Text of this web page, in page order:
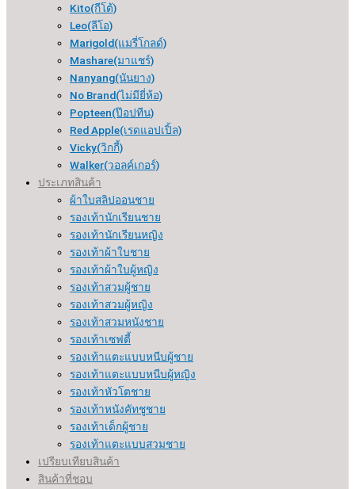
Kito(กีโต้)
Leo(ลีโอ)
Marigold(แมรี่โกลด์)
Mashare(มาแชร์)
Nanyang(นันยาง)
No Brand(ไม่มียี่ห้อ)
Popteen(ป๊อปทีน)
Red Apple(เรดแอปเปิ้ล)
Vicky(วิกกี้)
Walker(วอลค์เกอร์)
ประเภทสินค้า
ผ้าใบสลิปออนชาย
รองเท้านักเรียนชาย
รองเท้านักเรียนหญิง
รองเท้าผ้าใบชาย
รองเท้าผ้าใบผู้หญิง
รองเท้าสวมผู้ชาย
รองเท้าสวมผู้หญิง
รองเท้าสวมหนังชาย
รองเท้าเซฟตี้
รองเท้าแตะแบบหนีบผู้ชาย
รองเท้าแตะแบบหนีบผู้หญิง
รองเท้าหัวโตชาย
รองเท้าหนังคัทชูชาย
รองเท้าเด็กผู้ชาย
รองเท้าแตะแบบสวมชาย
เปรียบเทียบสินค้า
สินค้าที่ชอบ